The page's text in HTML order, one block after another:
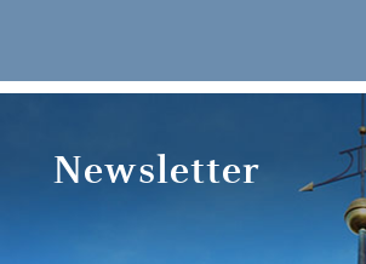
Newsletter